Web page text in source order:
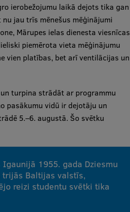
ierobežojumu laikā dejots tika gan
jau trīs mēnešus mēģinājumi
Mārupes ielas dienesta viesnīcas
piemērota vieta mēģinājumu
vien platības, bet arī ventilācijas un
turpina strādāt ar programmu
pasākumu vidū ir dejotāju un
5.–6. augustā. Šo svētku
1955. gada Dziesmu
Baltijas valstīs,
reizi studentu svētki tika